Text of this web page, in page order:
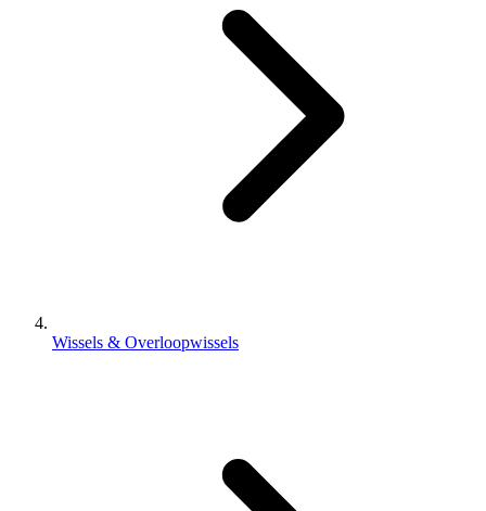
Wissels & Overloopwissels